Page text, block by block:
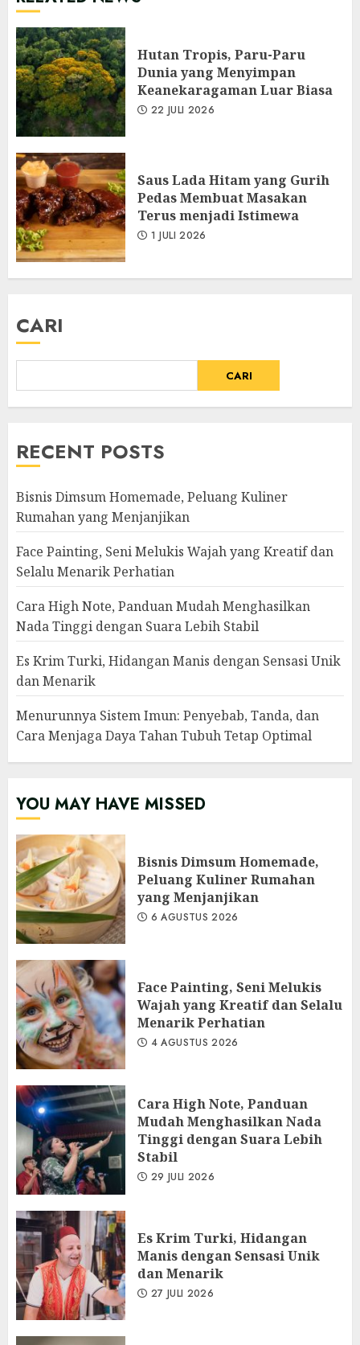
Hutan Tropis, Paru-Paru
Dunia yang Menyimpan
Keanekaragaman Luar Biasa
22 JULI 2026
Saus Lada Hitam yang Gurih
Pedas Membuat Masakan
Terus menjadi Istimewa
1 JULI 2026
CARI
CARI
RECENT POSTS
Bisnis Dimsum Homemade, Peluang Kuliner
Rumahan yang Menjanjikan
Face Painting, Seni Melukis Wajah yang Kreatif dan
Selalu Menarik Perhatian
Cara High Note, Panduan Mudah Menghasilkan
Nada Tinggi dengan Suara Lebih Stabil
Es Krim Turki, Hidangan Manis dengan Sensasi Unik
dan Menarik
Menurunnya Sistem Imun: Penyebab, Tanda, dan
Cara Menjaga Daya Tahan Tubuh Tetap Optimal
YOU MAY HAVE MISSED
Bisnis Dimsum Homemade,
Peluang Kuliner Rumahan
yang Menjanjikan
6 AGUSTUS 2026
Face Painting, Seni Melukis
Wajah yang Kreatif dan Selalu
Menarik Perhatian
4 AGUSTUS 2026
Cara High Note, Panduan
Mudah Menghasilkan Nada
Tinggi dengan Suara Lebih
Stabil
29 JULI 2026
Es Krim Turki, Hidangan
Manis dengan Sensasi Unik
dan Menarik
27 JULI 2026